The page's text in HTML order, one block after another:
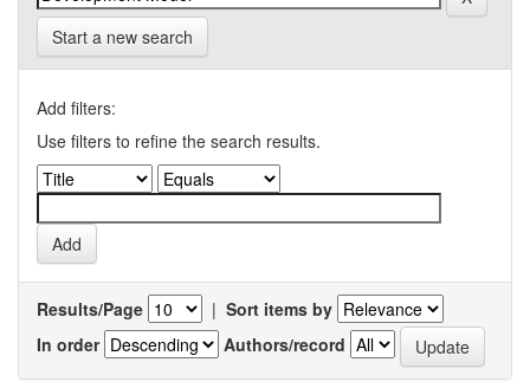
Start a new search
Add filters:
Use filters to refine the search results.
Results/Page | Sort items by
In order
Authors/record